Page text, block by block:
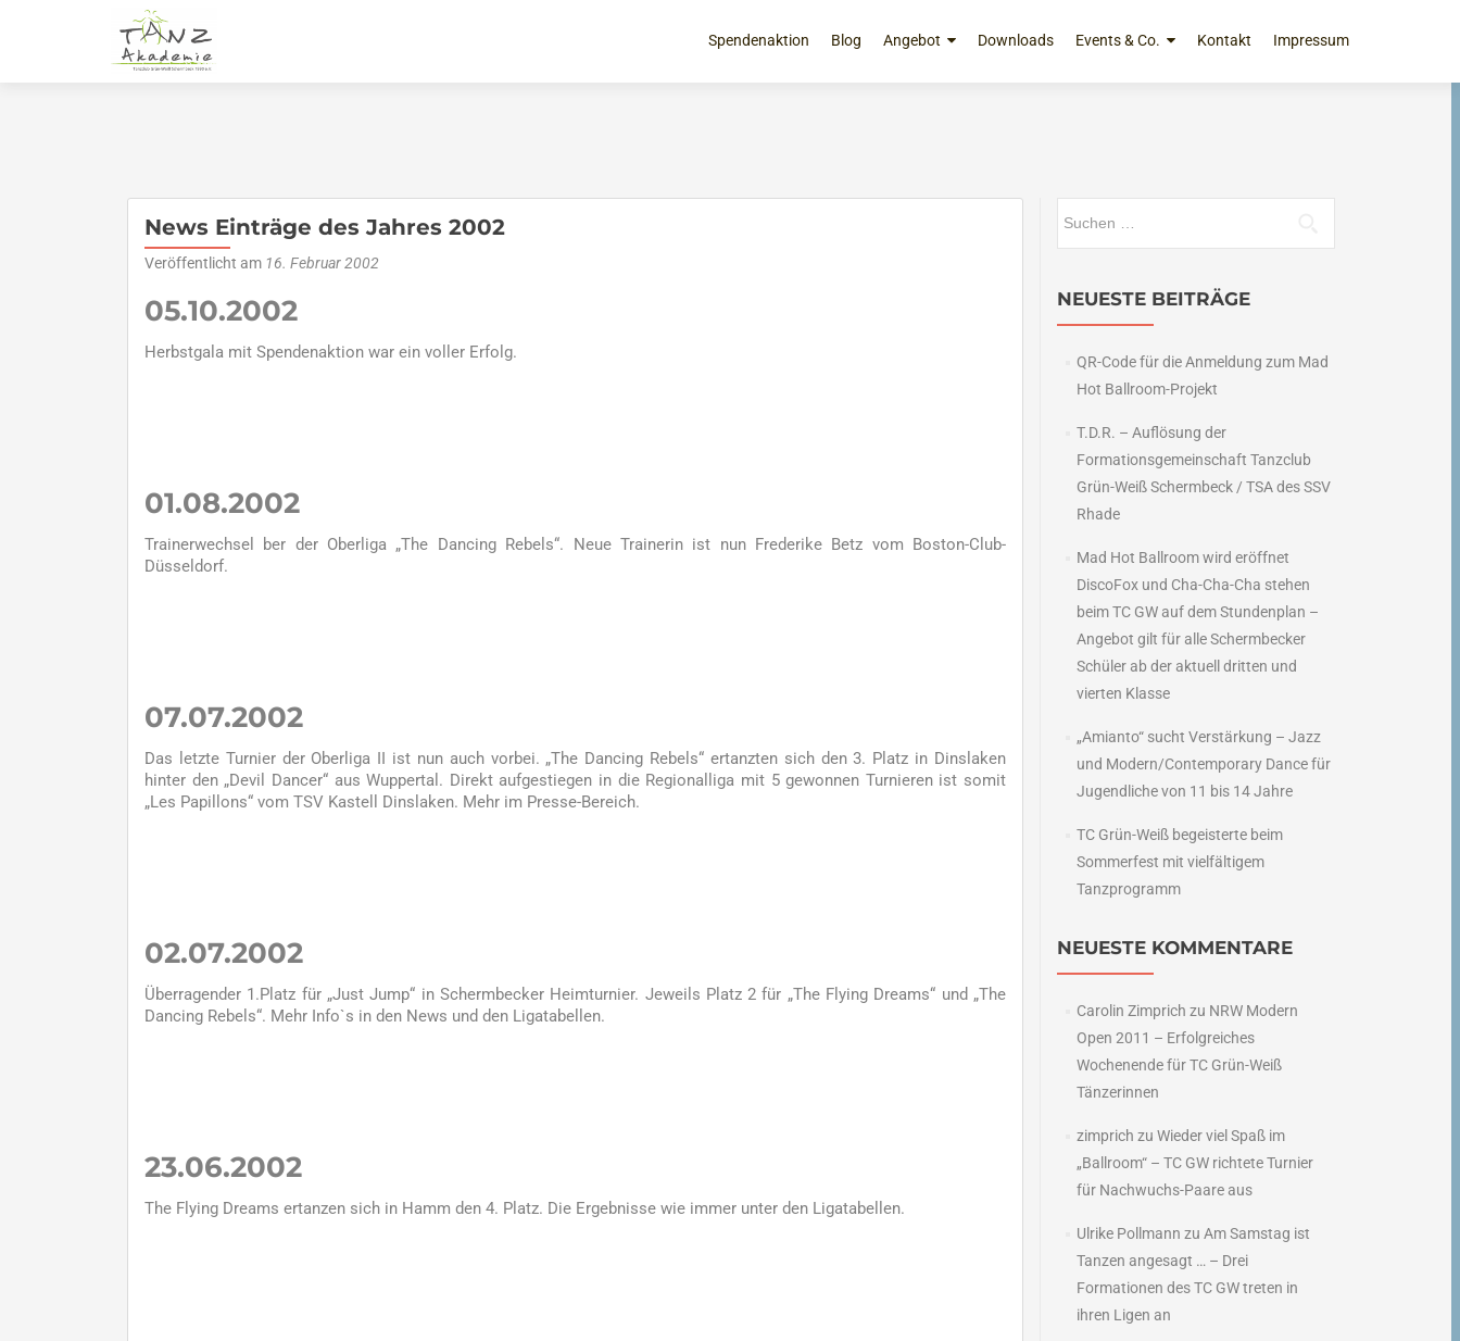
Inhalt
Spendenaktion Blog Angebot Downloads Events & Co. Kontakt Impressum
News Einträge des Jahres 2002
Veröffentlicht am 16. Februar 2002
05.10.2002
Herbstgala mit Spendenaktion war ein voller Erfolg.
01.08.2002
Trainerwechsel ber der Oberliga „The Dancing Rebels“. Neue Trainerin ist nun Frederike Betz vom Boston-Club-
Düsseldorf.
07.07.2002
Das letzte Turnier der Oberliga II ist nun auch vorbei. „The Dancing Rebels“ ertanzten sich den 3. Platz in Dinslaken
hinter den „Devil Dancer“ aus Wuppertal. Direkt aufgestiegen in die Regionalliga mit 5 gewonnen Turnieren ist somit
„Les Papillons“ vom TSV Kastell Dinslaken. Mehr im Presse-Bereich.
02.07.2002
Überragender 1.Platz für „Just Jump“ in Schermbecker Heimturnier. Jeweils Platz 2 für „The Flying Dreams“ und „The
Dancing Rebels“. Mehr Info`s in den News und den Ligatabellen.
23.06.2002
The Flying Dreams ertanzen sich in Hamm den 4. Platz. Die Ergebnisse wie immer unter den Ligatabellen.
NEUESTE BEITRÄGE
QR-Code für die Anmeldung zum Mad
Hot Ballroom-Projekt
T.D.R. – Auflösung der
Formationsgemeinschaft Tanzclub
Grün-Weiß Schermbeck / TSA des SSV
Rhade
Mad Hot Ballroom wird eröffnet
DiscoFox und Cha-Cha-Cha stehen
beim TC GW auf dem Stundenplan –
Angebot gilt für alle Schermbecker
Schüler ab der aktuell dritten und
vierten Klasse
„Amianto“ sucht Verstärkung – Jazz
und Modern/Contemporary Dance für
Jugendliche von 11 bis 14 Jahre
TC Grün-Weiß begeisterte beim
Sommerfest mit vielfältigem
Tanzprogramm
NEUESTE KOMMENTARE
Carolin Zimprich zu NRW Modern
Open 2011 – Erfolgreiches
Wochenende für TC Grün-Weiß
Tänzerinnen
zimprich zu Wieder viel Spaß im
„Ballroom“ – TC GW richtete Turnier
für Nachwuchs-Paare aus
Ulrike Pollmann zu Am Samstag ist
Tanzen angesagt … – Drei
Formationen des TC GW treten in
ihren Ligen an